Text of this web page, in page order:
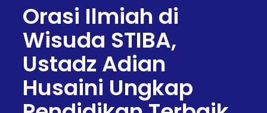
Orasi Ilmiah di
Wisuda STIBA,
Ustadz Adian
Husaini Ungkap